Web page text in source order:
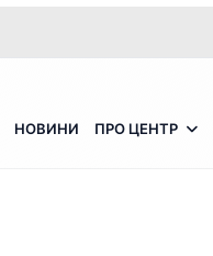
НОВИНИ ПРО ЦЕНТР